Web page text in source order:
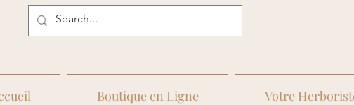
Boutique en Ligne Votre